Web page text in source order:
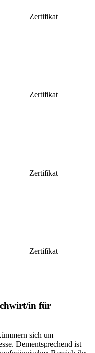
Zertifikat
Zertifikat
Zertifikat
Zertifikat
in für
sich um
Dementsprechend ist